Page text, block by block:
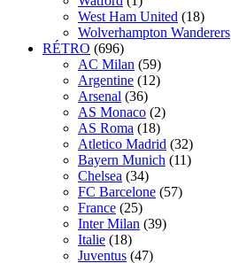
West Ham United (18)
Wolverhampton Wanderers
RÉTRO (696)
AC Milan (59)
Argentine (12)
Arsenal (36)
AS Monaco (2)
AS Roma (18)
Atletico Madrid (32)
Bayern Munich (11)
Chelsea (34)
FC Barcelone (57)
France (25)
Inter Milan (39)
Italie (18)
Juventus (47)